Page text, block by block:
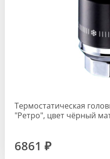
Термостатическая
"Ретро", цвет чёрный
6861 ₽